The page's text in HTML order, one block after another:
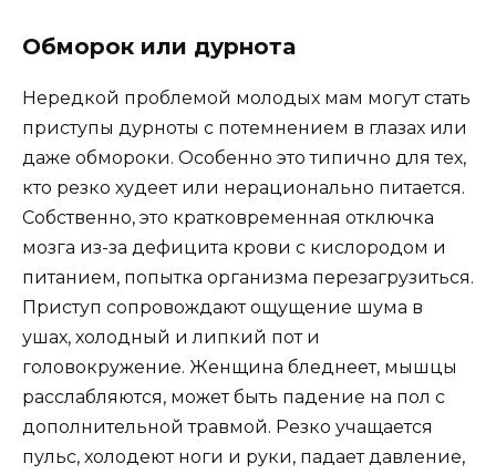
Обморок или дурнота
Нередкой проблемой молодых мам могут стать
приступы дурноты с потемнением в глазах или
даже обмороки. Особенно это типично для тех,
кто резко худеет или нерационально питается.
Собственно, это кратковременная отключка
мозга из-за дефицита крови с кислородом и
питанием, попытка организма перезагрузиться.
Приступ сопровождают ощущение шума в
ушах, холодный и липкий пот и
головокружение. Женщина бледнеет, мышцы
расслабляются, может быть падение на пол с
дополнительной травмой. Резко учащается
пульс, холодеют ноги и руки, падает давление,